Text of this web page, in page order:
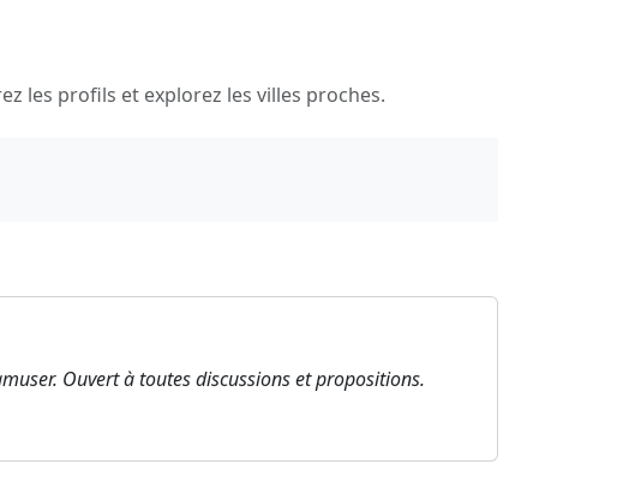
les profils et explorez les villes proches.
Ouvert à toutes discussions et propositions.